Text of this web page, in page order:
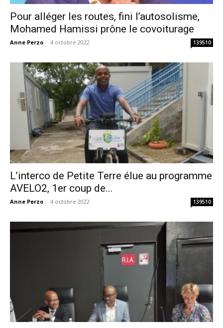
Pour alléger les routes, fini l’autosolisme,
Mohamed Hamissi prône le covoiturage
Anne Perzo - 4 octobre 2022 139510
L’interco de Petite Terre élue au programme
AVELO2, 1er coup de...
Anne Perzo - 4 octobre 2022 139510